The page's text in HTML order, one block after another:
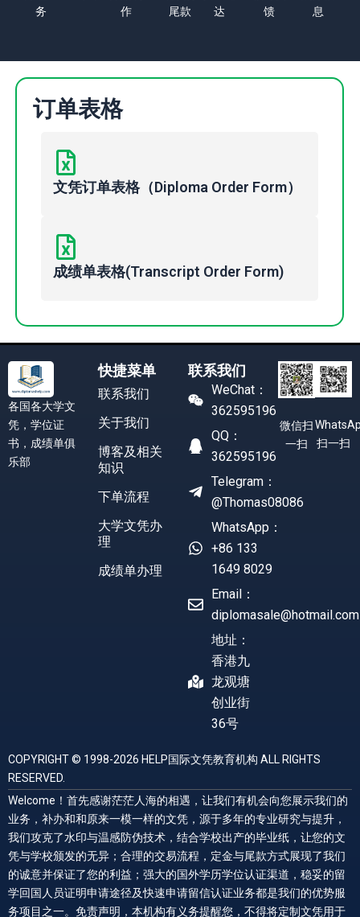
务
作
尾款
达
馈
息
订单表格
文凭订单表格（Diploma Order Form）
成绩单表格(Transcript Order Form)
各国各大学文
凭，学位证
书，成绩单俱
乐部
快捷菜单
联系我们
关于我们
博客及相关
知识
下单流程
大学文凭办
理
成绩单办理
联系我们
WeChat：
362595196
QQ：
362595196
Telegram：
@Thomas08086
WhatsApp：
+86 133
1649 8029
Email：
diplomasale@hotmail.com
地址：
香港九
龙观塘
创业街
36号
微信扫
一扫
扫一扫
COPYRIGHT © 1998-2026 HELP国际文凭教育机构 ALL RIGHTS
RESERVED.
Welcome！首先感谢茫茫人海的相遇，让我们有机会向您展示我们的
业务，补办和和原来一模一样的文凭，源于多年的专业研究与提升，
我们攻克了水印与温感防伪技术，结合学校出产的毕业纸，让您的文
凭与学校颁发的无异；合理的交易流程，定金与尾款方式展现了我们
的诚意并保证了您的利益；强大的国外学历学位认证渠道，稳妥的留
学回国人员证明申请途径及快速申请留信认证业务都是我们的优势服
务项目之一。免责声明，本机构有义务提醒您，不得将定制文凭用于